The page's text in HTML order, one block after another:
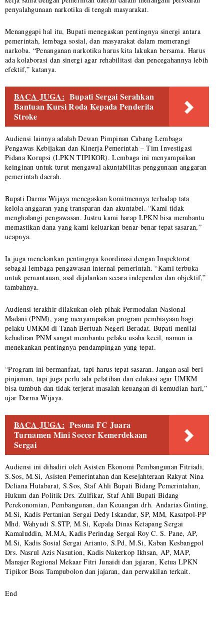
penyalahgunaan narkotika di tengah masyarakat.
Menanggapi hal itu, Bupati menegaskan pentingnya sinergi antara
pemerintah, lembaga sosial, dan masyarakat dalam memerangi
narkoba. “Penanganan narkotika harus kita lakukan bersama. Harus
ada kolaborasi dan sinergi agar rehabilitasi dan pencegahannya lebih
efektif,” katanya.
BACA JUGA: Bupati Sergai Serahkan
Bantuan Kursi Roda Kepada Penderita
Stroke
Audiensi lainnya adalah Dewan Pimpinan Cabang Lembaga
Pengawas Kebijakan dan Kinerja Pemerintah – Tim Investigasi
Pidana Korupsi (LPKN TIPIKOR). Lembaga ini menyampaikan
keinginan untuk turut mengawal akuntabilitas penggunaan anggaran
pemerintah daerah.
Bupati Darma Wijaya menegaskan komitmennya terhadap tata
kelola anggaran yang transparan dan akuntabel. “Kami tidak
menghalangi pengawasan. Justru kami harap LPKN bisa membantu
memastikan dana yang kami keluarkan benar-benar tepat sasaran,”
ucapnya.
Ia juga menekankan pentingnya koordinasi dengan Inspektorat
sebagai lembaga pengawasan internal pemerintah. “Kami terbuka
untuk pemantauan, asal dijalankan secara independen dan objektif,”
tambahnya.
Audiensi terakhir dilakukan oleh pihak Permodalan Nasional
Madani (PNM), yang menyampaikan program pembiayaan bagi
pelaku UMKM di Tanah Bertuah Negeri Beradat. Bupati menilai
kehadiran PNM sangat membantu pelaku usaha kecil, namun ia
menekankan pentingnya pendampingan yang tepat.
“Program ini bermanfaat, tapi harus tepat sasaran. Jangan asal beri
pinjaman, tapi juga perlu ada pelatihan dan edukasi agar UMKM
bisa tumbuh dan tidak terjerat masalah keuangan di kemudian hari,”
ujar Darma Wijaya.
BACA JUGA: Pesona FC Juara
Turnamen Mini Soccer Kemerdekaan
Sergai
Audiensi ini dihadiri oleh Asisten Ekonomi Pembangunan Fitriadi,
S.Sos, M.Si, Asisten Pemerintahan dan Kesejahteraan Rakyat Nina
Deliana Hutabarat, S.Sos, Staf Ahli Bupati Bidang Pemerintahan,
Hukum dan Politik Drs. Zulfikar, Staf Ahli Bupati Bidang
Perekonomian, Pembangunan, dan Keuangan drh. Andarias Ginting,
M.Si, Kadis Pertanian Sergai Dedy Iskandar, SP, MM, Kasatpol-PP
Mhd. Wahyudi S.STP, M.Si, Kepala Dinas Ketapang Sergai
Kamaluddin, M.MA, Kadis Perindag Sergai Roy C. S. Pane, AP,
M.Si, Kadis Sosial Sergai Arianto, S.Pd, M.Si, Kaban Kesbangpol
Drs. Nasrul Azis Nasution, Kadis Nakerkop Ikhsan, AP, MAP,
Manajer Regional Mekaar Fitri Junaidi dan jajaran, Ketua LPKN
Tipikor Boas Tampubolon dan jajaran, dan perwakilan terkait.
End